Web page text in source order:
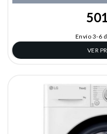
Envío 3-6
VER